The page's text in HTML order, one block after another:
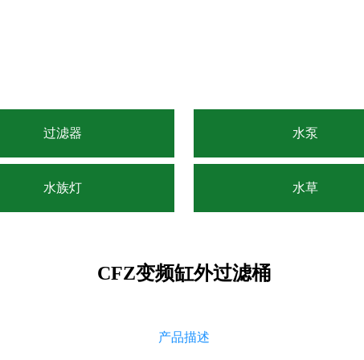
过滤器 水泵
水族灯 水草
CFZ变频缸外过滤桶
产品描述